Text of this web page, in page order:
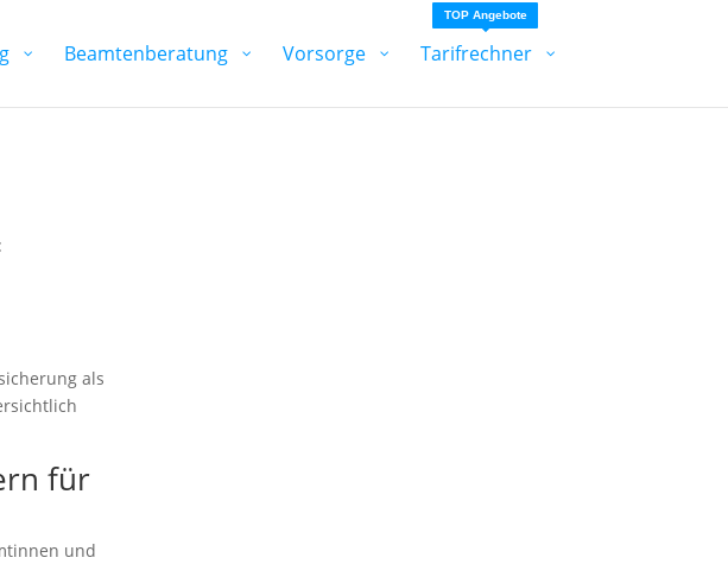
Beamtenberatung Vorsorge Tarifrechner
TOP Angebote
als
für
und